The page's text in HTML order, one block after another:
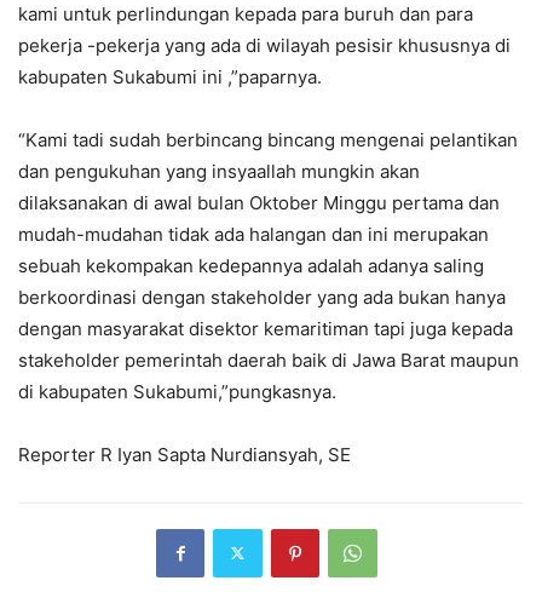
kami untuk perlindungan kepada para buruh dan para
pekerja -pekerja yang ada di wilayah pesisir khususnya di
kabupaten Sukabumi ini ,”paparnya.
“Kami tadi sudah berbincang bincang mengenai pelantikan
dan pengukuhan yang insyaallah mungkin akan
dilaksanakan di awal bulan Oktober Minggu pertama dan
mudah-mudahan tidak ada halangan dan ini merupakan
sebuah kekompakan kedepannya adalah adanya saling
berkoordinasi dengan stakeholder yang ada bukan hanya
dengan masyarakat disektor kemaritiman tapi juga kepada
stakeholder pemerintah daerah baik di Jawa Barat maupun
di kabupaten Sukabumi,”pungkasnya.
Reporter R Iyan Sapta Nurdiansyah, SE